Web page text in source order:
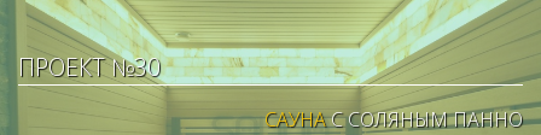
ПРОЕКТ №30
САУНАС СОЛЯНЫМ ПАННО